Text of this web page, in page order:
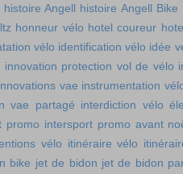
histoire Angell histoire Angell Bike
honneur vélo hotel coureur
vélo identification vélo idée
innovation protection vol de vélo
vae instrumentation
vae partagé interdiction vélo
promo intersport promo avant
vélo itinéraire vélo
bike jet de bidon jet de bidon